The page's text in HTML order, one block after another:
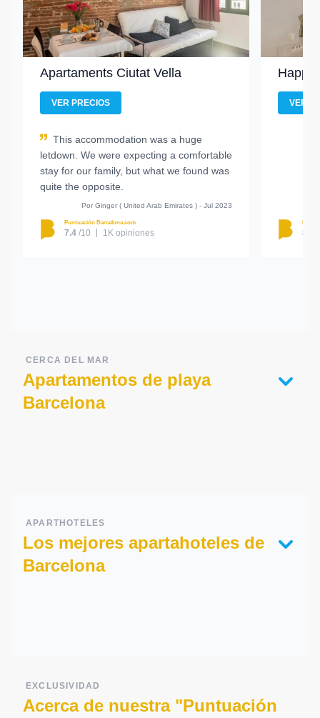
Apartaments Ciutat Vella
VER PRECIOS
This accommodation was a huge
letdown. We were expecting a comfortable
stay for our family, but what we found was
quite the opposite.
Por Ginger ( United Arab Emirates ) - Jul 2023
Puntuación Barcelona.com
7.4 /10 1K opiniones
Happy
VER
8.5
CERCA DEL MAR
Apartamentos de playa
Barcelona
APARTHOTELES
Los mejores apartahoteles de
Barcelona
EXCLUSIVIDAD
Acerca de nuestra "Puntuación